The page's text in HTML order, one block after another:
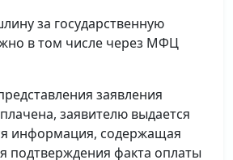
за государственную
в том числе через МФЦ
заявления
заявителю выдается
информация, содержащая
подтверждения факта оплаты